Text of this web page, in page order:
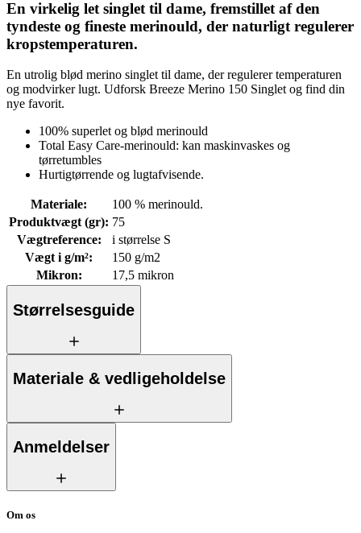
En virkelig let singlet til dame, fremstillet af den
tyndeste og fineste merinould, der naturligt regulerer
kropstemperaturen.
En utrolig blød merino singlet til dame, der regulerer temperaturen
og modvirker lugt. Udforsk Breeze Merino 150 Singlet og find din
nye favorit.
100% superlet og blød merinould
Total Easy Care-merinould: kan maskinvaskes og
tørretumbles
Hurtigtørrende og lugtafvisende.
Materiale:
100 % merinould.
Produktvægt (gr): 75
Vægtreference:
i størrelse S
Vægt i g/m²:
150 g/m2
Mikron: 17,5 mikron
Størrelsesguide
Materiale & vedligeholdelse
Anmeldelser
Om os